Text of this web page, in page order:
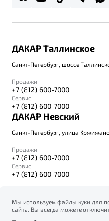
ДАКАР Таллинское
Санкт-Петербург, шоссе
Продажи
+7 (812) 600-7000
Сервис
+7 (812) 600-7000
ДАКАР Невский
Санкт-Петербург, улица
Продажи
+7 (812) 600-7000
Сервис
+7 (812) 600-7000
© 2026
Мы используем файлы куки для
сайта. Вы всегда можете
вашего браузера. Продолжая